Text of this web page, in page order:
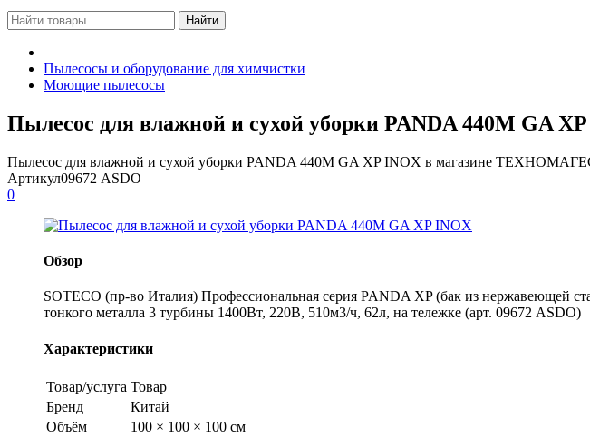
Пылесосы и оборудование для химчистки
Моющие пылесосы
Пылесос для влажной и сухой уборки PANDA 440M GA
Пылесос для влажной и сухой уборки PANDA 440M GA XP INOX в магазине
Артикул09672 ASDO
0
Обзор
SOTECO (пр-во Италия) Профессиональная серия PANDA XP (бак из нержавеющей
тонкого металла 3 турбины 1400Вт, 220В, 510м3/ч, 62л, на тележке (арт. 09672 ASDO)
Характеристики
Товар/услуга Товар
Бренд
Китай
Объём
100 × 100 × 100 см